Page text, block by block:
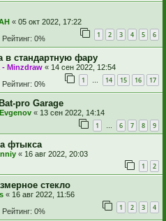
« 05 окт 2022, 17:22
1 2 3 4 5 6
Рейтинг: 0%
в стандартную фару
- Minzdraw « 14 сен 2022, 12:54
1 … 14 15 16 17
Рейтинг: 0%
pro Garage
« 13 сен 2022, 14:14
1 … 6 7 8 9
фтыкса
« 16 авг 2022, 20:03
1 2
стекло
« 16 авг 2022, 11:56
1 2 3 4
Рейтинг: 0%